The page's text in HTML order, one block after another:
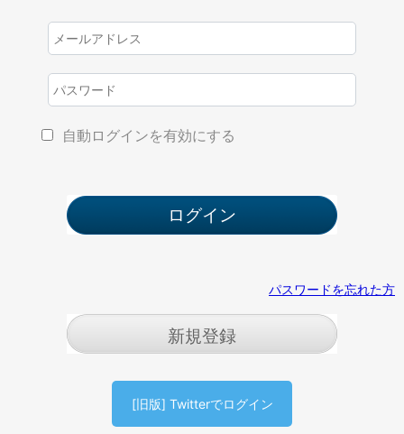
自動ログインを有効にする
パスワードを忘れた方
新規登録
[旧版] Twitterでログイン